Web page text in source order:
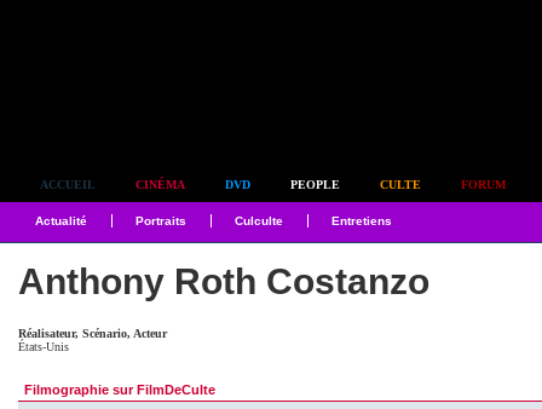
ACCUEIL CINÉMA DVD PEOPLE CULTE FORUM
Actualité Portraits Culculte Entretiens
Anthony Roth Costanzo
Réalisateur, Scénario, Acteur
États-Unis
Filmographie sur FilmDeCulte